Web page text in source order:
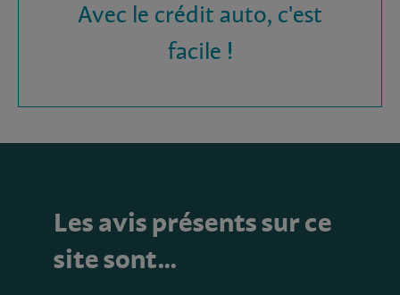
Avec le crédit auto, c'est
facile !
Les avis présents sur ce
site sont…